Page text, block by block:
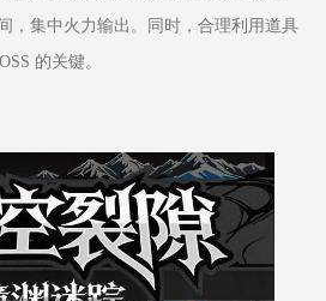
，集中火力输出。同时，合理利用道具
的关键。